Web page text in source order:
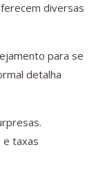
diversas
para se
detalha
e taxas